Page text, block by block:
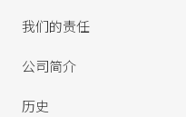
我们的责任
公司简介
历史